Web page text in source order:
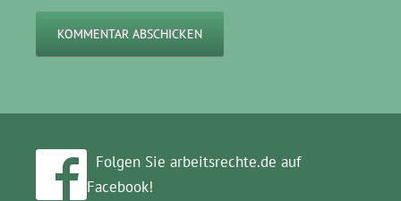
Folgen Sie arbeitsrechte.de auf
Facebook!